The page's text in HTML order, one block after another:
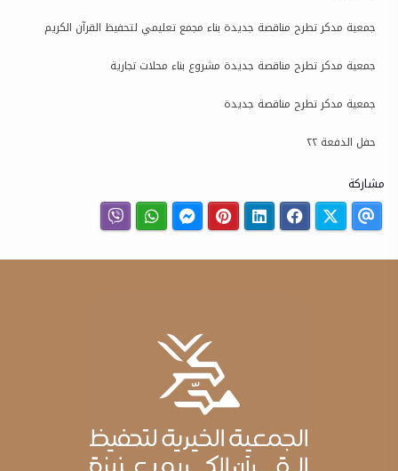
جمعية مدكر تطرح مناقصة جديدة بناء مجمع تعليمي لتحفيظ القرآن الكريم
جمعية مدكر تطرح مناقصة جديدة مشروع بناء محلات تجارية
جمعية مدكر تطرح مناقصة جديدة
حفل الدفعة ٢٢
مشاركة